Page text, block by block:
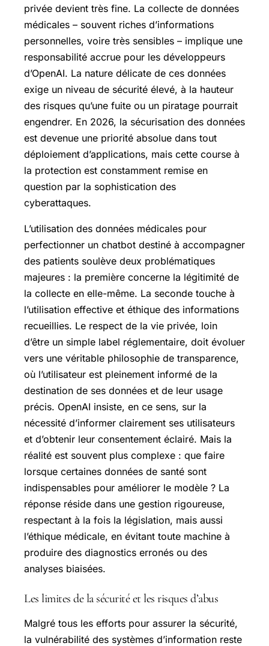
privée devient très fine. La collecte de données
médicales – souvent riches d’informations
personnelles, voire très sensibles – implique une
responsabilité accrue pour les développeurs
d’OpenAI. La nature délicate de ces données
exige un niveau de sécurité élevé, à la hauteur
des risques qu’une fuite ou un piratage pourrait
engendrer. En 2026, la sécurisation des données
est devenue une priorité absolue dans tout
déploiement d’applications, mais cette course à
la protection est constamment remise en
question par la sophistication des
cyberattaques.
L’utilisation des données médicales pour
perfectionner un chatbot destiné à accompagner
des patients soulève deux problématiques
majeures : la première concerne la légitimité de
la collecte en elle-même. La seconde touche à
l’utilisation effective et éthique des informations
recueillies. Le respect de la vie privée, loin
d’être un simple label réglementaire, doit évoluer
vers une véritable philosophie de transparence,
où l’utilisateur est pleinement informé de la
destination de ses données et de leur usage
précis. OpenAI insiste, en ce sens, sur la
nécessité d’informer clairement ses utilisateurs
et d’obtenir leur consentement éclairé. Mais la
réalité est souvent plus complexe : que faire
lorsque certaines données de santé sont
indispensables pour améliorer le modèle ? La
réponse réside dans une gestion rigoureuse,
respectant à la fois la législation, mais aussi
l’éthique médicale, en évitant toute machine à
produire des diagnostics erronés ou des
analyses biaisées.
Les limites de la sécurité et les risques d’abus
Malgré tous les efforts pour assurer la sécurité,
la vulnérabilité des systèmes d’information reste